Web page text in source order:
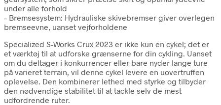
under alle forhold
– Bremsesystem: Hydrauliske skivebremser giver overlegen
bremseevne, uanset vejforholdene
Specialized S-Works Crux 2023 er ikke kun en cykel; det er
et værktøj til at udforske grænserne for din cykling. Uanset
om du deltager i konkurrencer eller bare nyder lange ture
på varieret terrain, vil denne cykel levere en uovertruffen
oplevelse. Den kombinerer lethed med styrke og tilbyder
den nødvendige stabilitet til at tackle selv de mest
udfordrende ruter.